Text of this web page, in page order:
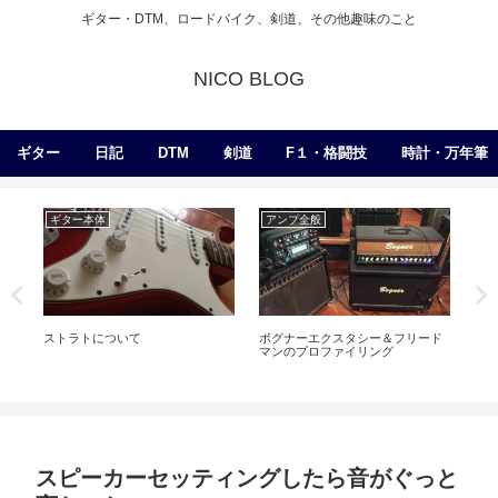
ギター・DTM、ロードバイク、剣道、その他趣味のこと
NICO BLOG
ギター 日記 DTM 剣道 F１・格闘技 時計・万年筆
ギター本体
ストラトについて
アンプ全般
ボグナーエクスタシー＆フリード
マンのプロファイリング
スピーカーセッティングしたら音がぐっと